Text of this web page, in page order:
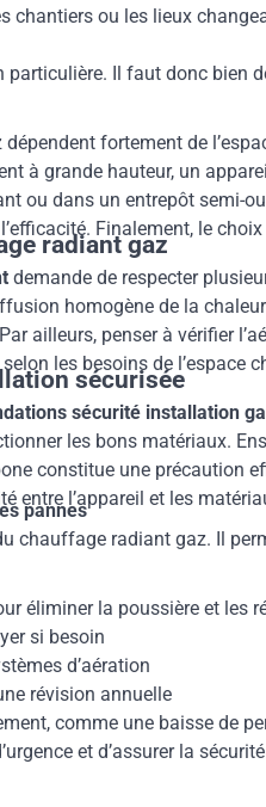
chantiers ou les lieux
Il faut donc bien
fortement de
à grande hauteur, un
ou dans un entrepôt semi-
Finalement, le
radiant gaz
demande de respecter
homogène de la
ailleurs, penser à vérifier
les besoins de l’espace
sécurisée
sécurité installation
les bons matériaux.
constitue une précaution
entre l’appareil et les
pannes
chauffage radiant gaz. Il
éliminer la poussière et les
si besoin
d’aération
révision annuelle
comme une baisse de
et d’assurer la